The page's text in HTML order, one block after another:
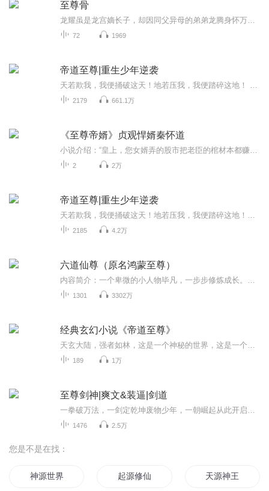
至尊骨
72 1969
帝道至尊|重生少年逆袭
2179 661.1万
《至尊帝婿》贞观悍婿秦怀道
2 2万
帝道至尊|重生少年逆袭
2185 4.2万
六道仙尊（原名鸿蒙至尊）
1301 3302万
经典玄幻小说《帝道至尊》
189 1万
至尊剑神|爽文&装逼|剑道
1476 2.5万
您是不是在找：
神源世界 起源修仙 天源神王